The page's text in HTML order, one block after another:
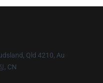
Qld 4210, Au
, CN